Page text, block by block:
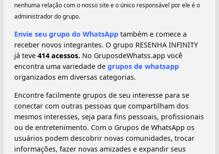
nenhuma relação com o nosso site e o único responsável por ele é o
administrador do grupo.
Envie seu grupo do WhatsApp também e comece a
receber novos integrantes. O grupo RESENHA INFINITY
já teve 414 acessos. No GruposdeWhatss.app você
encontra uma variedade de grupos de whatsapp
organizados em diversas categorias.
Encontre facilmente grupos de seu interesse para se
conectar com outras pessoas que compartilham dos
mesmos interesses, seja para fins pessoais, profissionais
ou de entretenimento. Com o Grupos de WhatsApp os
usuários podem descobrir novas comunidades, trocar
informações, fazer novas amizades e expandir seus